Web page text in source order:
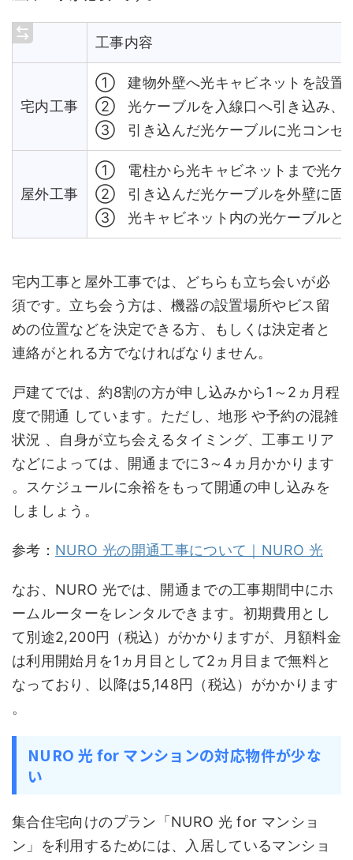
工事内容
宅内工事
① 建物外壁へ光キャビネットを設置
② 光ケーブルを入線口へ引き込み、
③ 引き込んだ光ケーブルに光コンセ
屋外工事
① 電柱から光キャビネットまで光ケ
② 引き込んだ光ケーブルを外壁に固
③ 光キャビネット内の光ケーブルと
宅内工事と屋外工事では、どちらも立ち会いが必
須です。立ち会う方は、機器の設置場所やビス留
めの位置などを決定できる方、もしくは決定者と
連絡がとれる方でなければなりません。
戸建てでは、約8割の方が申し込みから1～2ヵ月程
度で開通 しています。ただし、地形 や予約の混雑
状況 、自身が立ち会えるタイミング、工事エリア
などによっては、開通までに3～4ヵ月かかります
。スケジュールに余裕をもって開通の申し込みを
しましょう。
参考： NURO 光の開通工事について｜NURO 光
なお、NURO 光では、開通までの工事期間中にホ
ームルーターをレンタルできます。初期費用とし
て別途2,200円（税込）がかかりますが、月額料金
は利用開始月を1ヵ月目として2ヵ月目まで無料と
なっており、以降は5,148円（税込）がかかります
。
NURO 光 for マンションの対応物件が少な
い
集合住宅向けのプラン「NURO 光 for マンショ
ン」を利用するためには、入居しているマンショ